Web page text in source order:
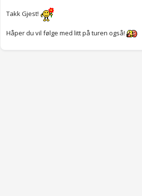
Takk Gjest!
Håper du vil følge med litt på turen også!